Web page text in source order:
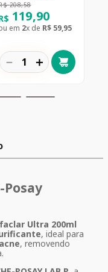
208,58
119,90
em 2x de R$ 59,95
＋
－
Ultra 200ml
, ideal para
, removendo